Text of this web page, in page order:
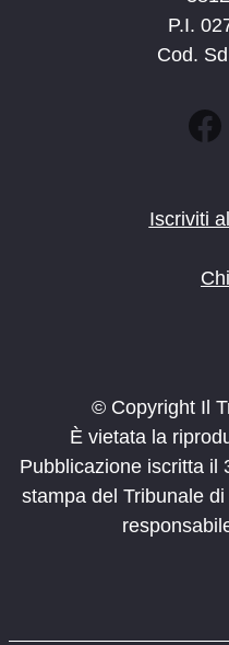
P.I.
Cod.
Iscriviti
© Copyright Il
È vietata la
Pubblicazione iscritta il
stampa del Tribunale